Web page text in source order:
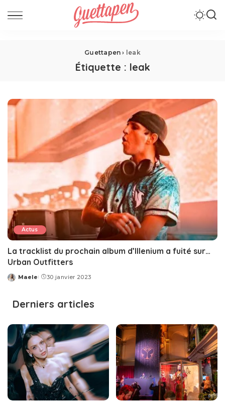
Guettapen › leak
Étiquette : leak
Actus
La tracklist du prochain album d’Illenium a fuité sur…
Urban Outfitters
Posted
Maele 30 janvier 2023
Derniers articles